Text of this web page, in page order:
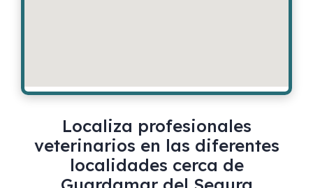
Localiza profesionales
veterinarios en las diferentes
localidades cerca de